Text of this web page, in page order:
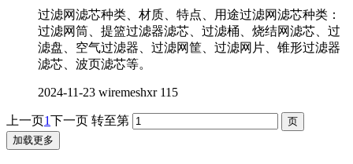
过滤网滤芯种类、材质、特点、用途过滤网滤芯种类：
过滤网筒、提篮过滤器滤芯、过滤桶、烧结网滤芯、过
滤盘、空气过滤器、过滤网筐、过滤网片、锥形过滤器
滤芯、波页滤芯等。
2024-11-23 wiremeshxr 115
上一页1下一页 转至第
加载更多